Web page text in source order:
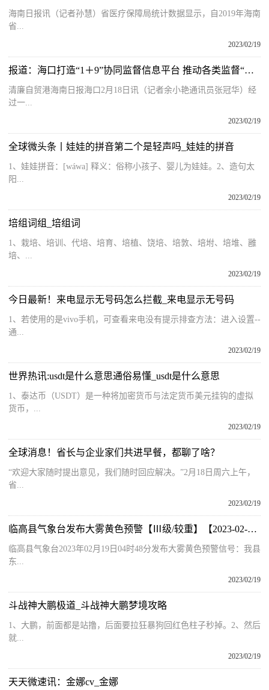
海南日报讯（记者孙慧）省医疗保障局统计数据显示，自2019年海南
省...
2023/02/19
报道：海口打造“1＋9”协同监督信息平台 推动各类监督“触网”
清廉自贸港海南日报海口2月18日讯（记者余小艳通讯员张冠华）经
过一...
2023/02/19
全球微头条丨娃娃的拼音第二个是轻声吗_娃娃的拼音
1、娃娃拼音：[wáwa] 释义：俗称小孩子、婴儿为娃娃。2、造句太
阳...
2023/02/19
培组词组_培组词
1、栽培、培训、代培、培育、培植、饶培、培敦、培坿、培堆、雝
培、...
2023/02/19
今日最新！来电显示无号码怎么拦截_来电显示无号码
1、若使用的是vivo手机，可查看来电没有提示排查方法：进入设置--
通...
2023/02/19
世界热讯:usdt是什么意思通俗易懂_usdt是什么意思
1、泰达币（USDT）是一种将加密货币与法定货币美元挂钩的虚拟
货币，...
2023/02/19
全球消息！省长与企业家们共进早餐，都聊了啥？
“欢迎大家随时提出意见，我们随时回应解决。”2月18日周六上午，
省...
2023/02/19
临高县气象台发布大雾黄色预警【Ⅲ级/较重】【2023-02-19】
临高县气象台2023年02月19日04时48分发布大雾黄色预警信号：我县
东...
2023/02/19
斗战神大鹏极道_斗战神大鹏梦境攻略
1、大鹏，前面都是站撸，后面要拉狂暴狗回红色柱子秒掉。2、然后
就...
2023/02/19
天天微速讯：金娜cv_金娜